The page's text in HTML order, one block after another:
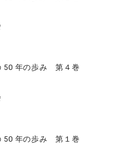
50 年の歩み 第４巻
50 年の歩み 第１巻